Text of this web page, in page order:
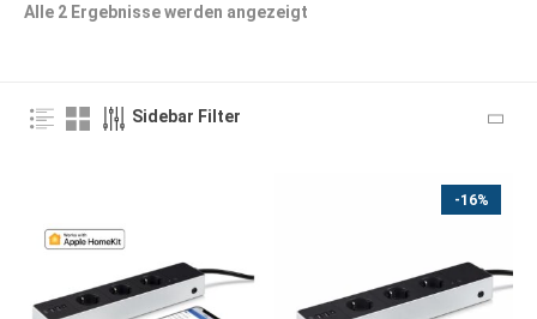
Alle 2 Ergebnisse werden angezeigt
Sidebar Filter
-16%